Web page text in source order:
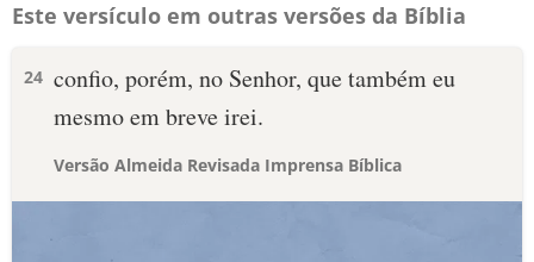
Este versículo em outras versões da Bíblia
24 confio, porém, no Senhor, que também eu
mesmo em breve irei.
Versão Almeida Revisada Imprensa Bíblica